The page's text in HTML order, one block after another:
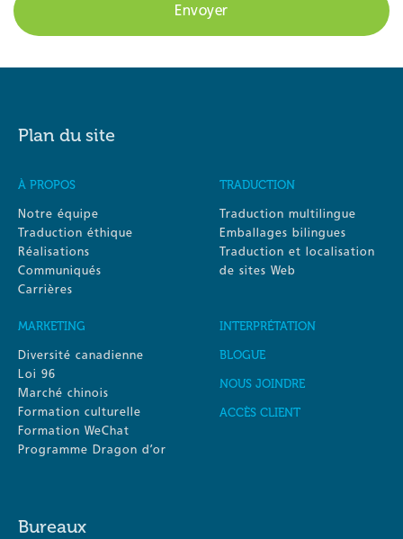
Plan du site
À PROPOS
Notre équipe
Traduction éthique
Réalisations
Communiqués
Carrières
TRADUCTION
Traduction multilingue
Emballages bilingues
Traduction et localisation
de sites Web
MARKETING
Diversité canadienne
Loi 96
Marché chinois
Formation culturelle
Formation WeChat
Programme Dragon d’or
INTERPRÉTATION
BLOGUE
NOUS JOINDRE
ACCÈS CLIENT
Bureaux